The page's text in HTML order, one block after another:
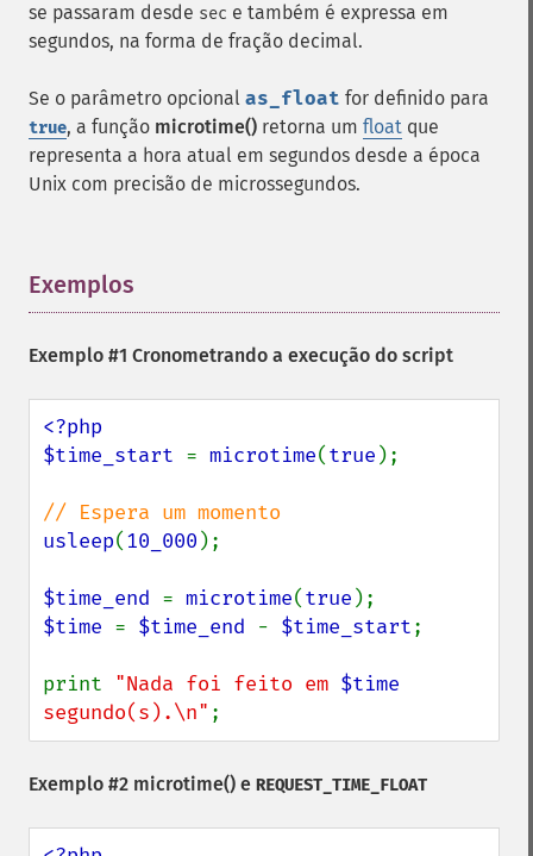
se passaram desde sec e também é expressa em
segundos, na forma de fração decimal.
Se o parâmetro opcional as_float for definido para
true, a função microtime() retorna um float que
representa a hora atual em segundos desde a época
Unix com precisão de microssegundos.
Exemplos
Exemplo #1 Cronometrando a execução do script
<?php
$time_start = microtime(true );
usleep(10_000 );
$time_end = microtime(true
$time = $time_end - $time_start;
print "Nada foi feito em $time
segundo(s).\n" ;
Exemplo #2 microtime() e REQUEST_TIME_FLOAT